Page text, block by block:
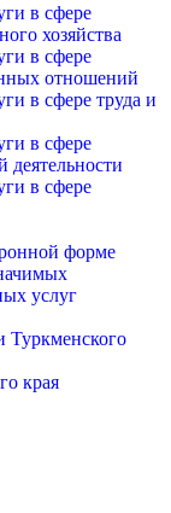
в сфере
хозяйства
в сфере
отношений
в сфере труда и
в сфере
деятельности
в сфере
форме
услуг
Туркменского
края